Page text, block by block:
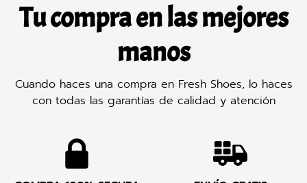
Tu compra en las mejores
manos
Cuando haces una compra en Fresh Shoes, lo haces
con todas las garantías de calidad y atención